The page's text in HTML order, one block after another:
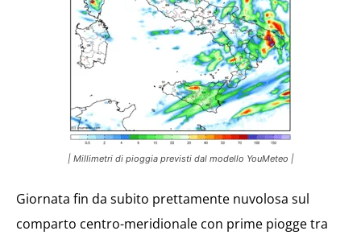
| Millimetri di pioggia previsti dal modello YouMeteo |
Giornata fin da subito prettamente nuvolosa sul
comparto centro-meridionale con prime piogge tra